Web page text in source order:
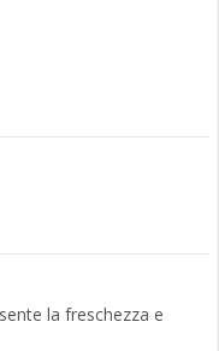
la freschezza e